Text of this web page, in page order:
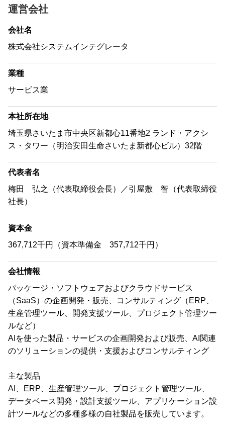
運営会社
会社名
株式会社システムインテグレータ
業種
サービス業
本社所在地
埼玉県さいたま市中央区新都心11番地2 ランド・アクシ
ス・タワー（明治安田生命さいたま新都心ビル）32階
代表者名
梅田 弘之（代表取締役会長）／引屋敷 智（代表取締役
社長）
資本金
367,712千円（資本準備金 357,712千円）
会社情報
パッケージ・ソフトウェアおよびクラウドサービス
（SaaS）の企画開発・販売、コンサルティング（ERP、
生産管理ツール、開発支援ツール、プロジェクト管理ツー
ルなど）
AIを使った製品・サービスの企画開発および販売、AI関連
のソリューションの提供・支援およびコンサルティング
主な製品
AI、ERP、生産管理ツール、プロジェクト管理ツール、
データベース開発・設計支援ツール、アプリケーション設
計ツールなどの多種多様の自社製品を販売しています。